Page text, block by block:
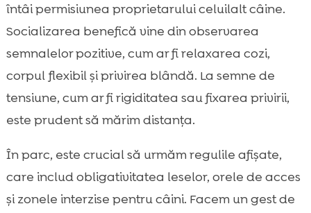
întâi permisiunea proprietarului celuilalt câine.
Socializarea benefică vine din observarea
semnalelor pozitive, cum ar fi relaxarea cozi,
corpul flexibil și privirea blândă. La semne de
tensiune, cum ar fi rigiditatea sau fixarea privirii,
este prudent să mărim distanța.
În parc, este crucial să urmăm regulile afișate,
care includ obligativitatea leselor, orele de acces
și zonele interzise pentru câini. Facem un gest de